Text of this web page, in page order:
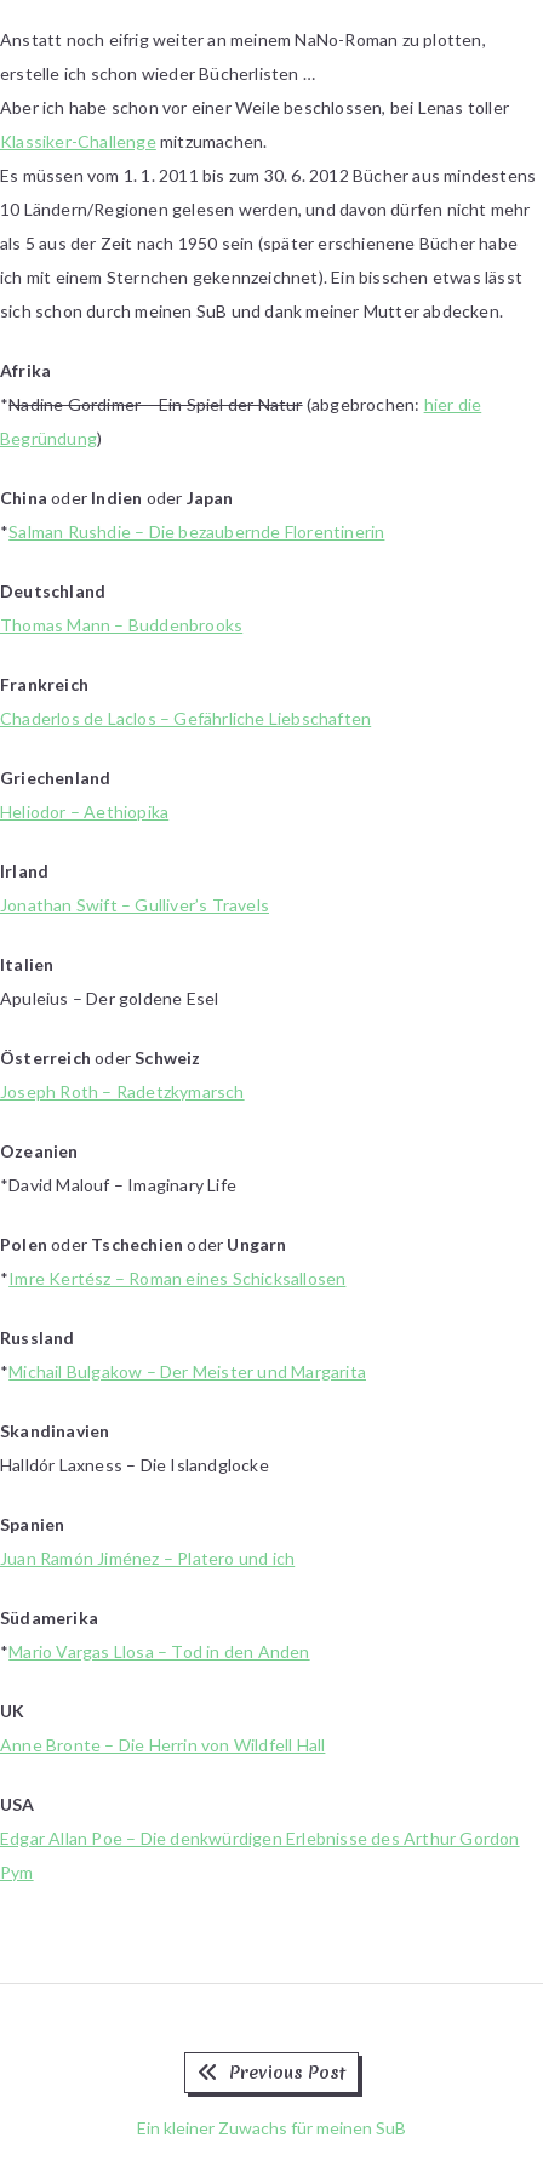
–
Anstatt noch eifrig weiter an meinem NaNo-Roman zu plotten,
erstelle ich schon wieder Bücherlisten …
Aber ich habe schon vor einer Weile beschlossen, bei Lenas toller
Klassiker-Challengemitzumachen.
Es müssen vom 1. 1. 2011 bis zum 30. 6. 2012 Bücher aus mindestens
10 Ländern/Regionen gelesen werden, und davon dürfen nicht mehr
als 5 aus der Zeit nach 1950 sein (später erschienene Bücher habe
ich mit einem Sternchen gekennzeichnet). Ein bisschen etwas lässt
sich schon durch meinen SuB und dank meiner Mutter abdecken.
Afrika
*Nadine Gordimer – Ein Spiel der Natur(abgebrochen: hier die
Begründung)
Chinaoder Indien oder Japan
*Salman Rushdie – Die bezaubernde Florentinerin
Deutschland
Thomas Mann – Buddenbrooks
Frankreich
Chaderlos de Laclos – Gefährliche Liebschaften
Griechenland
Heliodor – Aethiopika
Irland
Jonathan Swift – Gulliver’s Travels
Italien
Apuleius – Der goldene Esel
ÖsterreichoderSchweiz
Joseph Roth – Radetzkymarsch
Ozeanien
*David Malouf – Imaginary Life
Polenoder Tschechienoder Ungarn
*Imre Kertész – Roman eines Schicksallosen
Russland
*Michail Bulgakow – Der Meister und Margarita
Skandinavien
Halldór Laxness – Die Islandglocke
Spanien
Juan Ramón Jiménez – Platero und ich
Südamerika
*Mario Vargas Llosa – Tod in den Anden
UK
Anne Bronte – Die Herrin von Wildfell Hall
USA
Edgar Allan Poe – Die denkwürdigen Erlebnisse des Arthur Gordon
Pym
BeitragsnavigationPrevious Post
Ein kleiner Zuwachs für meinen SuB